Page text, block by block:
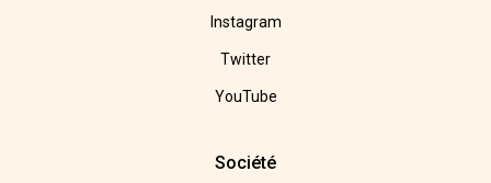
Instagram
Twitter
YouTube
Société